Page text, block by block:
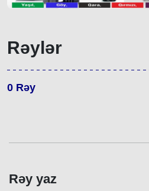
Rəylər
0 Rəy
Rəy yaz